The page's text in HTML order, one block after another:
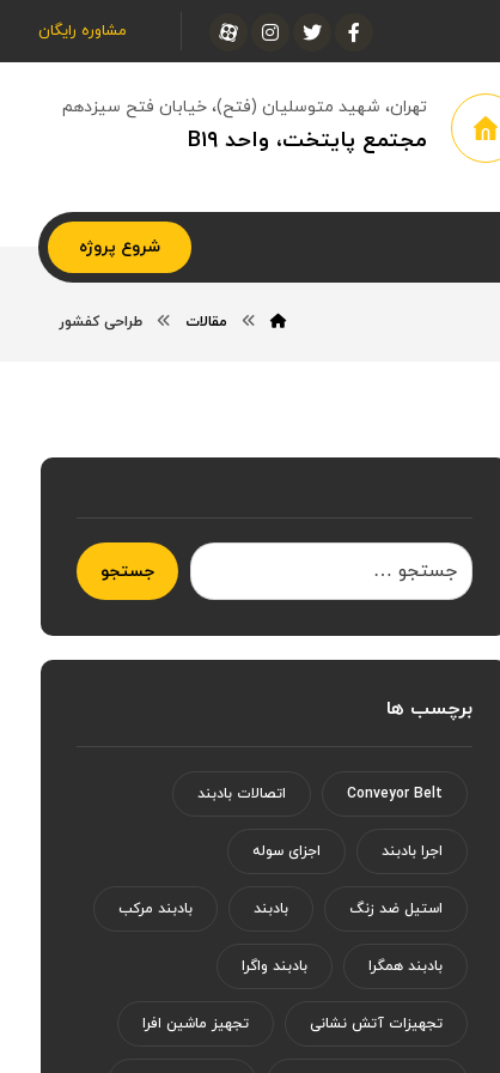
مشاوره رایگان
تهران، شهید متوسلیان (فتح)، خیابان فتح سیزدهم
مجتمع پایتخت، واحد B۱۹
شروع پروژه
مقالات طراحی کفشور
جستجو
برچسب ها
Conveyor Belt اتصالات بادبند
اجرا بادبند اجزای سوله
استیل ضد زنگ بادبند بادبند مرکب
بادبند همگرا بادبند واگرا
تجهیزات آتش نشانی تجهیز ماشین افرا